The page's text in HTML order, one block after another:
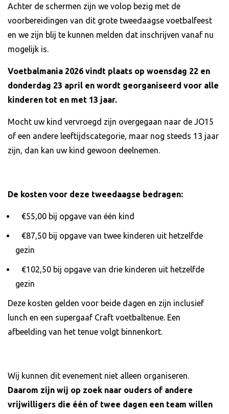
Achter de schermen zijn we volop bezig met de
voorbereidingen van dit grote tweedaagse voetbalfeest
en we zijn blij te kunnen melden dat inschrijven vanaf nu
mogelijk is.
Voetbalmania 2026 vindt plaats op woensdag 22 en
donderdag 23 april en wordt georganiseerd voor alle
kinderen tot en met 13 jaar.
Mocht uw kind vervroegd zijn overgegaan naar de JO15
of een andere leeftijdscategorie, maar nog steeds 13 jaar
zijn, dan kan uw kind gewoon deelnemen.
De kosten voor deze tweedaagse bedragen:
€55,00 bij opgave van één kind
€87,50 bij opgave van twee kinderen uit hetzelfde
gezin
€102,50 bij opgave van drie kinderen uit hetzelfde
gezin
Deze kosten gelden voor beide dagen en zijn inclusief
lunch en een supergaaf Craft voetbaltenue. Een
afbeelding van het tenue volgt binnenkort.
Wij kunnen dit evenement niet alleen organiseren.
Daarom zijn wij op zoek naar ouders of andere
vrijwilligers die één of twee dagen een team willen